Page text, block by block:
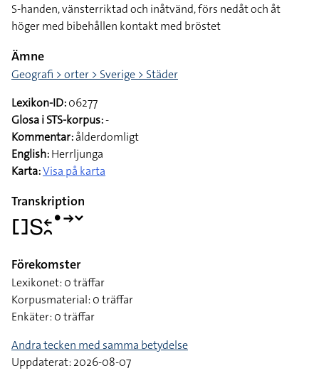
S-handen, vänsterriktad och inåtvänd, förs nedåt och åt
höger med bibehållen kontakt med bröstet
Ämne
Geografi > orter > Sverige > Städer
Lexikon-ID:06277
Glosa i STS-korpus:-
Kommentar:ålderdomligt
English:Herrljunga
Karta:Visa på karta
Transkription
􌤓􌥅􌥓􌥘􌤟􌥣􌥧
Förekomster
Lexikonet: 0 träffar
Korpusmaterial: 0 träffar
Enkäter: 0 träffar
Andra tecken med samma betydelse
Uppdaterat: 2026-08-07